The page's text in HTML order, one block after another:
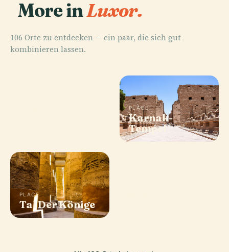
More inLuxor.
106 Orte zu entdecken — ein paar, die sich gut
kombinieren lassen.
PLACE
Karnak-
Tempel
PLACE
Tal Der Könige